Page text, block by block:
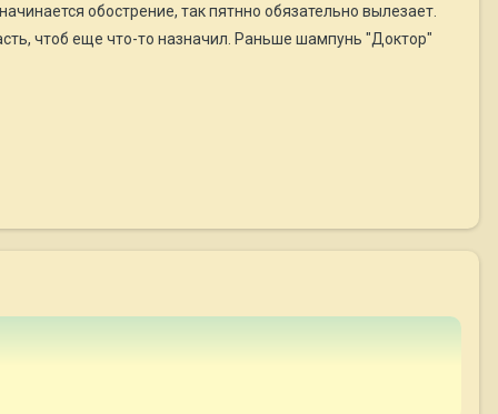
обострение, так пятнно обязательно вылезает.
чтоб еще что-то назначил. Раньше шампунь "Доктор"